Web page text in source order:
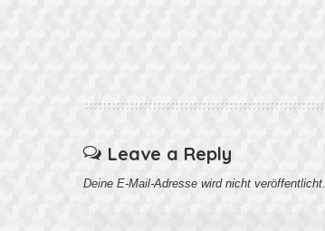
Leave a Reply
Deine E-Mail-Adresse wird nicht veröffentlicht.